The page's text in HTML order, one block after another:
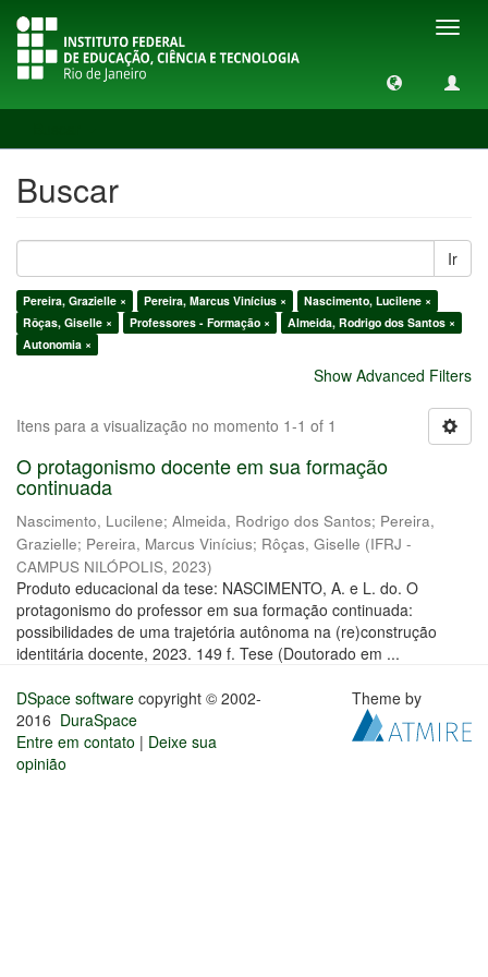
Buscar
Ir
Pereira, Grazielle × Pereira, Marcus Vinícius ×
Nascimento, Lucilene ×
Rôças, Giselle ×
Professores - Formação ×
Almeida, Rodrigo dos Santos ×
Autonomia ×
Show Advanced Filters
Itens para a visualização no momento 1-1 of 1
O protagonismo docente em sua formação
continuada
Nascimento, Lucilene; Almeida, Rodrigo dos Santos; Pereira,
Grazielle; Pereira, Marcus Vinícius; Rôças, Giselle (IFRJ -
CAMPUS NILÓPOLIS, 2023)
Produto educacional da tese: NASCIMENTO, A. e L. do. O
protagonismo do professor em sua formação continuada:
possibilidades de uma trajetória autônoma na (re)construção
identitária docente, 2023. 149 f. Tese (Doutorado em ...
DSpace software copyright © 2002-
2016 DuraSpace
Entre em contato | Deixe sua
opinião
Theme by